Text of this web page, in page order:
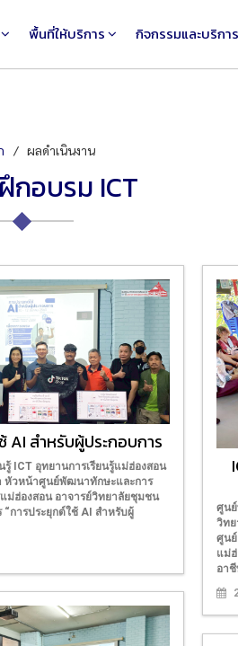
พื้นที่ให้บริการ กิจกรรมและบริการ
ผลดำเนินงาน
กอบรม ICT
AI สำหรับผู้ประกอบการ
ICT อุทยานการเรียนรู้แม่ฮ่องสอน
หัวหน้าศูนย์พัฒนาทักษะและการ
แม่ฮ่องสอน อาจารย์วิทยาลัยชุมชน
การประยุกต์ใช้ AI สำหรับผู้
ศูนย์
วิทย
ศูนย์
แม่ฮ่
อา